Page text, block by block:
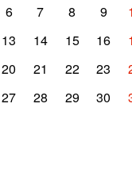
6 7 8 9
13 14 15 16
20 21 22 23
27 28 29 30